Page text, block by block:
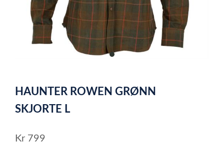
item
of
1
HAUNTER ROWEN GRØNN
SKJORTE L
Kr 799